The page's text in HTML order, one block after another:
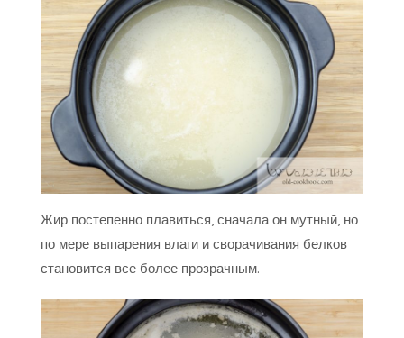
Жир постепенно плавиться, сначала он мутный, но
по мере выпарения влаги и сворачивания белков
становится все более прозрачным.